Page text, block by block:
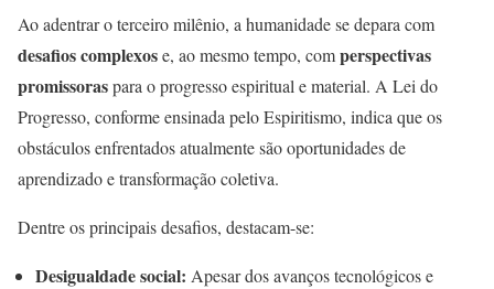
Ao adentrar o terceiro milênio, a humanidade se depara com
desafios complexose, ao mesmo tempo, comperspectivas
promissoraspara o progresso espiritual e material. A Lei do
Progresso, conforme ensinada pelo Espiritismo, indica que os
obstáculos enfrentados atualmente são oportunidades de
aprendizado e transformação coletiva.
Dentre os principais desafios, destacam-se:
Desigualdade social: Apesar dos avanços tecnológicos e